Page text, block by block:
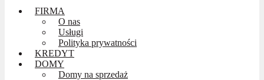
FIRMA
O nas
Usługi
Polityka prywatności
KREDYT
DOMY
Domy na sprzedaż